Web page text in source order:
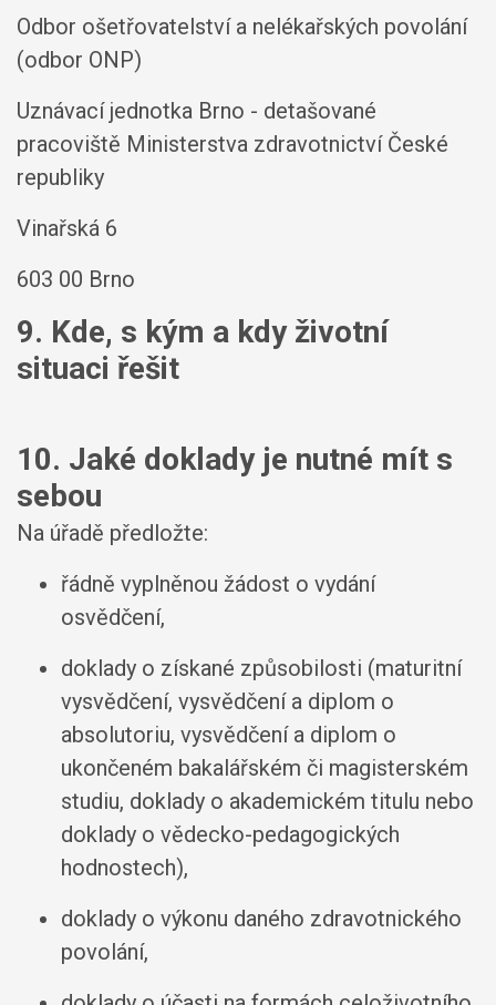
Odbor ošetřovatelství a nelékařských povolání
(odbor ONP)
Uznávací jednotka Brno - detašované
pracoviště Ministerstva zdravotnictví České
republiky
Vinařská 6
603 00 Brno
9. Kde, s kým a kdy životní
situaci řešit
10. Jaké doklady je nutné mít s
sebou
Na úřadě předložte:
řádně vyplněnou žádost o vydání
osvědčení,
doklady o získané způsobilosti (maturitní
vysvědčení, vysvědčení a diplom o
absolutoriu, vysvědčení a diplom o
ukončeném bakalářském či magisterském
studiu, doklady o akademickém titulu nebo
doklady o vědecko-pedagogických
hodnostech),
doklady o výkonu daného zdravotnického
povolání,